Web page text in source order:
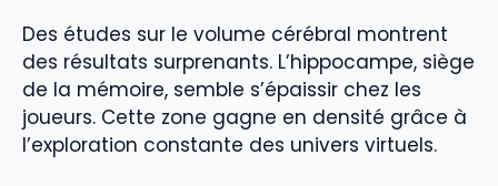
Des études sur le volume cérébral montrent
des résultats surprenants. L’hippocampe, siège
de la mémoire, semble s’épaissir chez les
joueurs. Cette zone gagne en densité grâce à
l’exploration constante des univers virtuels.